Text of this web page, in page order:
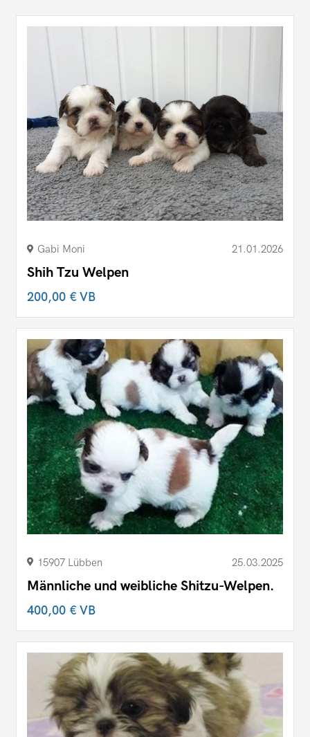
Gabi Moni 21.01.2026
Shih Tzu Welpen
200,00 €VB
15907 Lübben 25.03.2025
Männliche und weibliche Shitzu-Welpen.
400,00 €VB